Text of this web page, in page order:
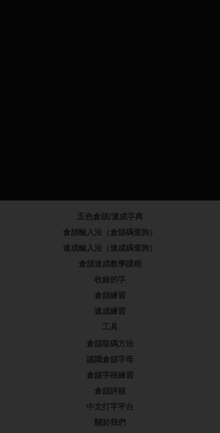
五色倉頡/速成字典
倉頡輸入法（倉頡碼查詢）
速成輸入法（速成碼查詢）
倉頡速成教學課程
收錄的字
倉頡練習
速成練習
工具
倉頡取碼方法
認識倉頡字母
倉頡字根練習
倉頡評核
中文打字平台
關於我們